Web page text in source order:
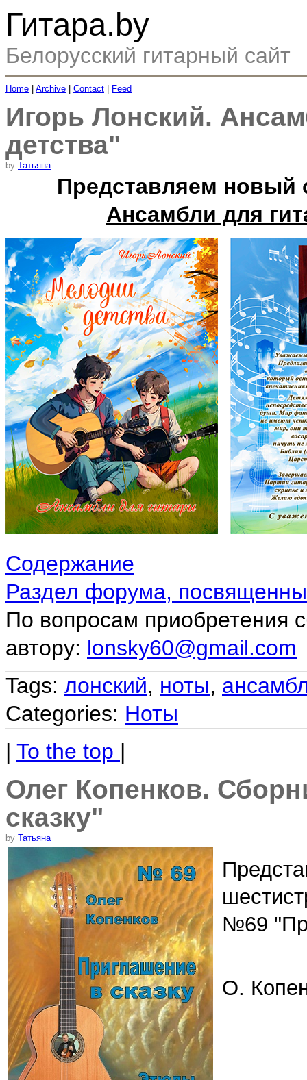
Гитара.by
Белорусский гитарный сайт
Home Archive Contact Feed
Игорь Лонский.
детства"
by Татьяна
Представляем новый
Ансамбли для
Содержание
Раздел форума,
По вопросам приобретения
автору: lonsky60@gmail.com
Tags: лонский, ноты,
Categories: Ноты
| To the top |
Олег Копенков.
сказку"
by Татьяна
№69
О.